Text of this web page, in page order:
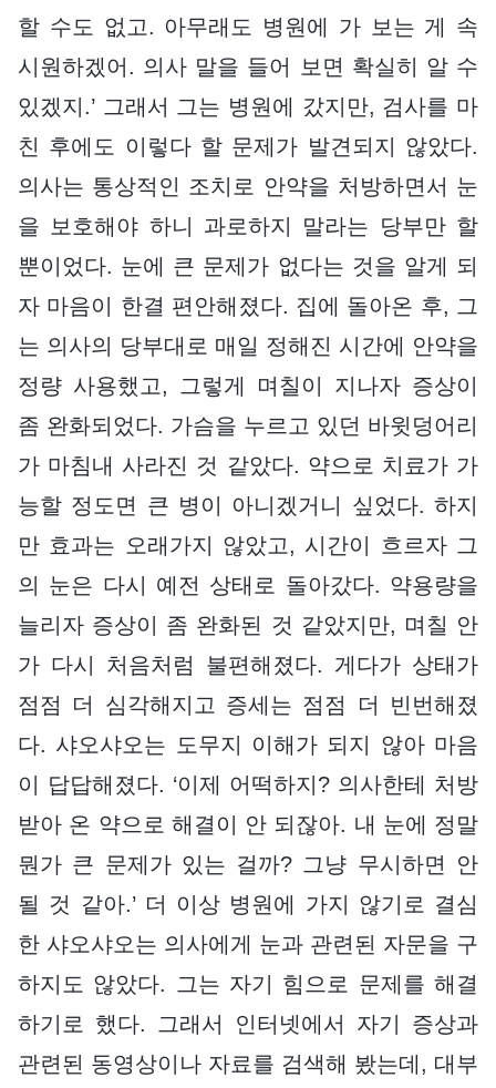
할 수도 없고. 아무래도 병원에 가 보는 게 속
시원하겠어. 의사 말을 들어 보면 확실히 알 수
있겠지.’ 그래서 그는 병원에 갔지만, 검사를 마
친 후에도 이렇다 할 문제가 발견되지 않았다.
의사는 통상적인 조치로 안약을 처방하면서 눈
을 보호해야 하니 과로하지 말라는 당부만 할
뿐이었다. 눈에 큰 문제가 없다는 것을 알게 되
자 마음이 한결 편안해졌다. 집에 돌아온 후, 그
는 의사의 당부대로 매일 정해진 시간에 안약을
정량 사용했고, 그렇게 며칠이 지나자 증상이
좀 완화되었다. 가슴을 누르고 있던 바윗덩어리
가 마침내 사라진 것 같았다. 약으로 치료가 가
능할 정도면 큰 병이 아니겠거니 싶었다. 하지
만 효과는 오래가지 않았고, 시간이 흐르자 그
의 눈은 다시 예전 상태로 돌아갔다. 약용량을
늘리자 증상이 좀 완화된 것 같았지만, 며칠 안
가 다시 처음처럼 불편해졌다. 게다가 상태가
점점 더 심각해지고 증세는 점점 더 빈번해졌
다. 샤오샤오는 도무지 이해가 되지 않아 마음
이 답답해졌다. ‘이제 어떡하지? 의사한테 처방
받아 온 약으로 해결이 안 되잖아. 내 눈에 정말
뭔가 큰 문제가 있는 걸까? 그냥 무시하면 안
될 것 같아.’ 더 이상 병원에 가지 않기로 결심
한 샤오샤오는 의사에게 눈과 관련된 자문을 구
하지도 않았다. 그는 자기 힘으로 문제를 해결
하기로 했다. 그래서 인터넷에서 자기 증상과
관련된 동영상이나 자료를 검색해 봤는데, 대부